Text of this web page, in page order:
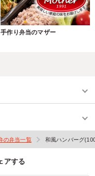
手作り弁当のマザー
の弁当一覧 和風ハンバーグ
アする